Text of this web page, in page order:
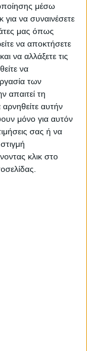
μέσω
να συναινέσετε
μας όπως
να αποκτήσετε
να αλλάξετε τις
να
των
απαιτεί τη
αυτήν
μόνο για αυτόν
σας ή να
κλικ στο
χωριά
τον
στο
Ελλάδα,
μέσα
κι ένας
κοντά
στον
και